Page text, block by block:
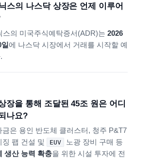
스의 나스닥 상장은 언제 이루어
스의 미국주식예탁증서(ADR)는 2026
에 나스닥 시장에서 거래를 시작할 예
장을 통해 조달된 45조 원은 어디
나요?
금은 용인 반도체 클러스터, 청주 P&T7
징 팹 건설 및
EUV
노광 장비 구매 등
생산 능력 확충을 위한 시설 투자에 전